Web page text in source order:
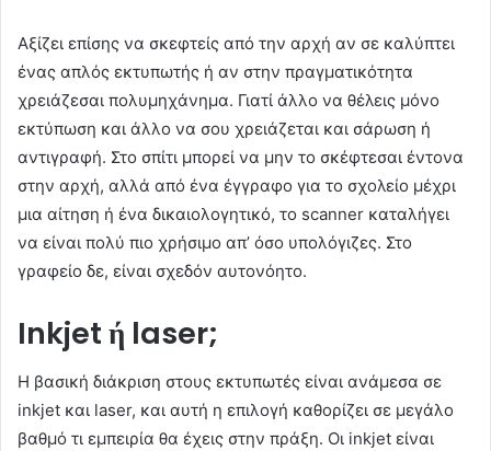
Αξίζει επίσης να σκεφτείς από την αρχή αν σε καλύπτει
ένας απλός εκτυπωτής ή αν στην πραγματικότητα
χρειάζεσαι πολυμηχάνημα. Γιατί άλλο να θέλεις μόνο
εκτύπωση και άλλο να σου χρειάζεται και σάρωση ή
αντιγραφή. Στο σπίτι μπορεί να μην το σκέφτεσαι έντονα
στην αρχή, αλλά από ένα έγγραφο για το σχολείο μέχρι
μια αίτηση ή ένα δικαιολογητικό, το scanner καταλήγει
να είναι πολύ πιο χρήσιμο απ’ όσο υπολόγιζες. Στο
γραφείο δε, είναι σχεδόν αυτονόητο.
Inkjet ή laser;
Η βασική διάκριση στους εκτυπωτές είναι ανάμεσα σε
inkjet και laser, και αυτή η επιλογή καθορίζει σε μεγάλο
βαθμό τι εμπειρία θα έχεις στην πράξη. Οι inkjet είναι